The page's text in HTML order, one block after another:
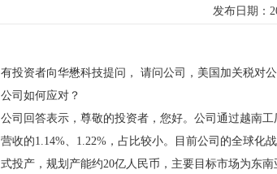
发布日期：
有投资者向华懋科技提问， 请问公司，美国加关税对
公司如何应对？
公司回答表示，尊敬的投资者，您好。公司通过越南
营收的1.14%、1.22%，占比较小。目前公司的全球化
式投产，规划产能约20亿人民币，主要目标市场为东